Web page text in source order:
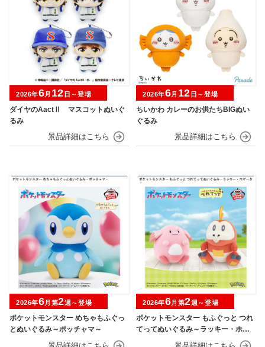
ダイヤのAactⅡ マスコットぬいぐ
るみ
2026年6月 12 日～登場
ちいかわ カレーのお供たちBIGぬい
ぐるみ
2026年6月 12 日～登場
ポケットモンスター めちゃもふぐっ
とぬいぐるみ～ポッチャマ～
2026年6月第2週～登場
ポケットモンスター もふぐっと つれ
てってぬいぐるみ～ラッキー・ホゲ
2026年6月第2週～登場